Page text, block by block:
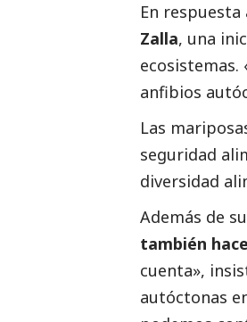
En
Zalla, una
anfibios
Las
seguridad
diversidad
Además de
también
cuenta»,
autóctonas